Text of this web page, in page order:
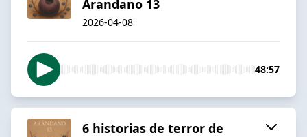
Arandano 13
2026-04-08
48:57
6 historias de terror de